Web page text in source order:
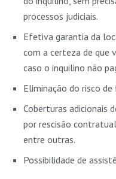
processos judiciais.
Efetiva garantia da
com a certeza de que
caso o inquilino não
Eliminação do risco
Coberturas adicionais
por rescisão
entre outras.
Possibilidade de